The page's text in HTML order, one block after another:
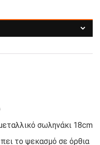
σωληνάκι 18cm
το ψεκασμό σε όρθια